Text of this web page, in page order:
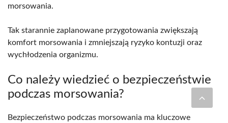
morsowania.
Tak starannie zaplanowane przygotowania zwiększają
komfort morsowania i zmniejszają ryzyko kontuzji oraz
wychłodzenia organizmu.
Co należy wiedzieć o bezpieczeństwie
podczas morsowania?
Bezpieczeństwo podczas morsowania ma kluczowe